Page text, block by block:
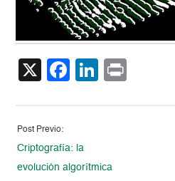
X Facebook
LinkedIn
Post Previo:
Criptografía: la
evolución algorítmica